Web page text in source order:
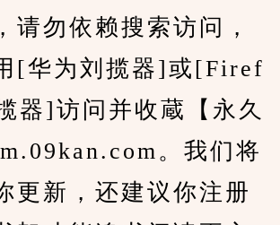
请勿依赖搜索访问，
[华为刘揽器]或[Firef
器]访问并收蔵【永久
。我们将
更新，还建议你注册